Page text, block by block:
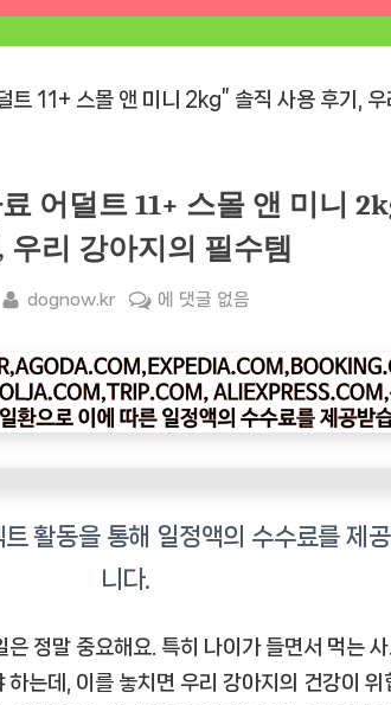
어덜트 11+ 스몰 앤 미니
우리 강아지의 필수템
By
dognow.kr
“힐
강
아
지
덜
스
몰
에 댓글 없음
은 정말 중요해요. 특히 나이가 들면서 먹는
하는데, 이를 놓치면 우리 강아지의 건강이 위